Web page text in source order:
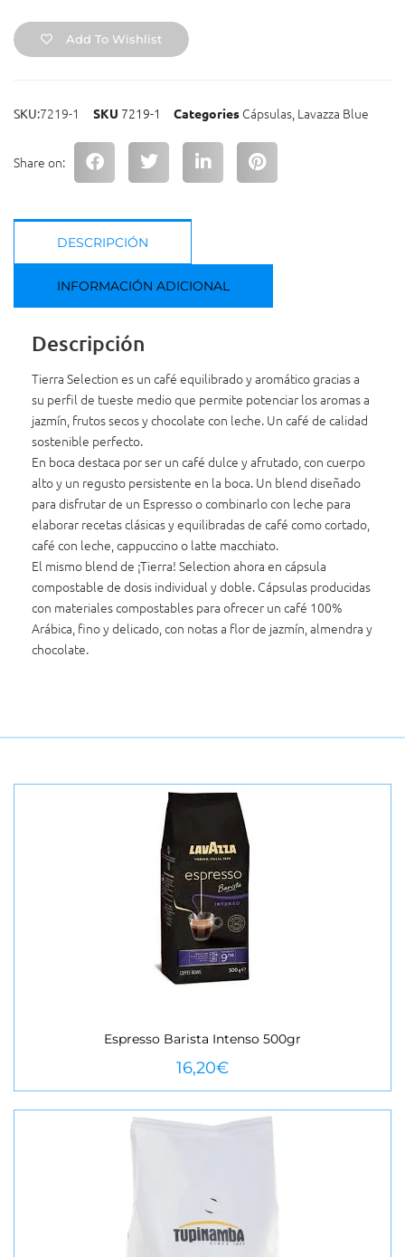
Add To Wishlist
SKU:7219-1 SKU 7219-1 Categories Cápsulas Lavazza Blue
Share on:
DESCRIPCIÓN
INFORMACIÓN ADICIONAL
Descripción
Tierra Selection es un café equilibrado y aromático gracias a
su perfil de tueste medio que permite potenciar los aromas a
jazmín, frutos secos y chocolate con leche. Un café de calidad
sostenible perfecto.
En boca destaca por ser un café dulce y afrutado, con cuerpo
alto y un regusto persistente en la boca. Un blend diseñado
para disfrutar de un Espresso o combinarlo con leche para
elaborar recetas clásicas y equilibradas de café como cortado,
café con leche, cappuccino o latte macchiato.
El mismo blend de ¡Tierra! Selection ahora en cápsula
compostable de dosis individual y doble. Cápsulas producidas
con materiales compostables para ofrecer un café 100%
Arábica, fino y delicado, con notas a flor de jazmín, almendra y
chocolate.
VEURE MÉS
Espresso Barista Intenso 500gr
16,20€